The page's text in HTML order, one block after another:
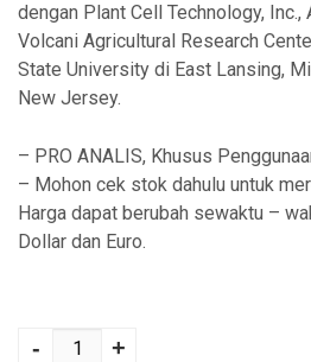
dengan Plant Cell Technology,
Volcani Agricultural Research
State University di East Lansing,
New Jersey.
– PRO ANALIS, Khusus
– Mohon cek stok dahulu untuk
Harga dapat berubah sewaktu –
Dollar dan Euro.
Preservative
- +